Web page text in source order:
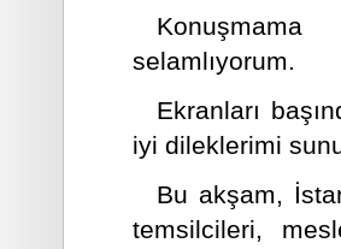
selamlıyorum.
Ekranları
iyi dileklerimi
Bu akşam,
temsilcileri,